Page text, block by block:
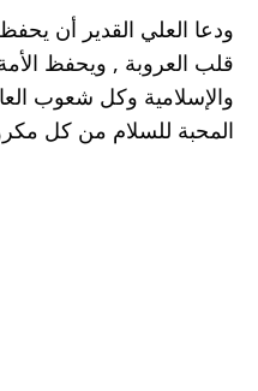
ودعا العلي القدير أن
قلب العروبة , ويحفظ الأمة
والإسلامية وكل شعوب
المحبة للسلام من كل